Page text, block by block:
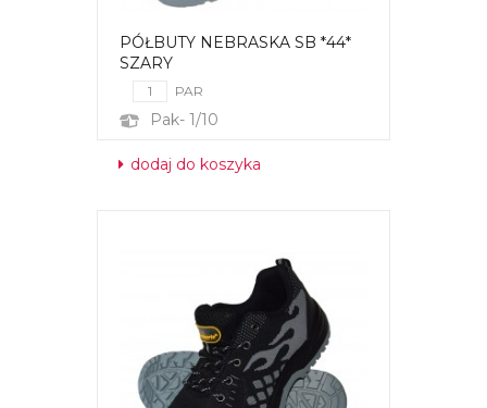
PÓŁBUTY NEBRASKA SB *44*
SZARY
PAR
Pak- 1/10
dodaj do koszyka